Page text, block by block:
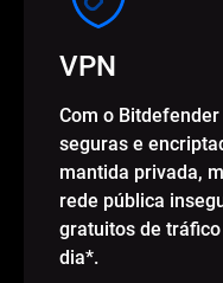
VPN
Com o
seguras e
mantida privada,
rede pública
gratuitos de
dia*.